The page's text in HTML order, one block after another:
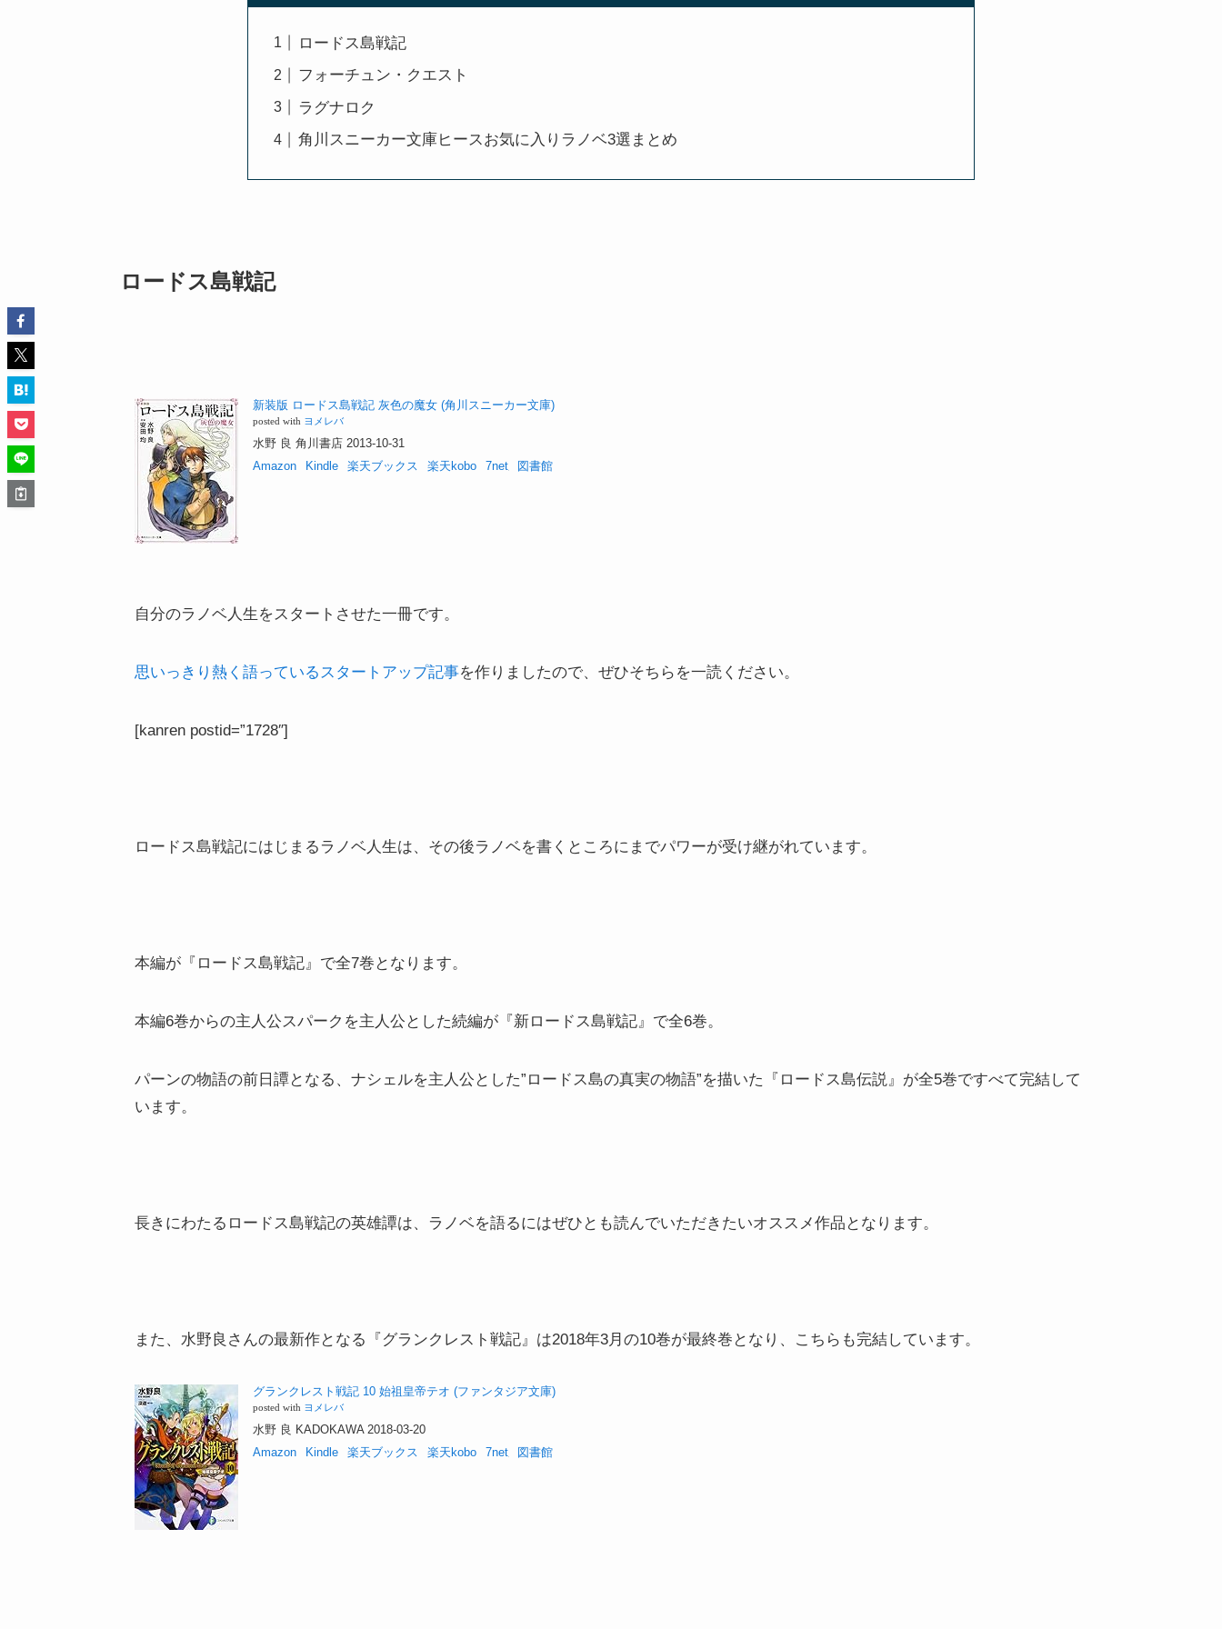
ロードス島戦記
フォーチュン・クエスト
ラグナロク
角川スニーカー文庫ヒースお気に入りラノベ3選まとめ
ロードス島戦記
新装版 ロードス島戦記 灰色の魔女 (角川スニーカー文庫)
posted with ヨメレバ
水野 良 角川書店 2013-10-31
Amazon
Kindle 楽天ブックス 楽天kobo 7net 図書館
自分のラノベ人生をスタートさせた一冊です。
思いっきり熱く語っているスタートアップ記事を作りましたので、ぜひそちらを一読ください。
[kanren postid=”1728″]
ロードス島戦記にはじまるラノベ人生は、その後ラノベを書くところにまでパワーが受け継がれています。
本編が『ロードス島戦記』で全7巻となります。
本編6巻からの主人公スパークを主人公とした続編が『新ロードス島戦記』で全6巻。
パーンの物語の前日譚となる、ナシェルを主人公とした”ロードス島の真実の物語”を描いた『ロードス島伝説』が全5巻ですべて完結して
います。
長きにわたるロードス島戦記の英雄譚は、ラノベを語るにはぜひとも読んでいただきたいオススメ作品となります。
また、水野良さんの最新作となる『グランクレスト戦記』は2018年3月の10巻が最終巻となり、こちらも完結しています。
グランクレスト戦記 10 始祖皇帝テオ (ファンタジア文庫)
posted with ヨメレバ
水野 良 KADOKAWA 2018-03-20
Amazon
Kindle 楽天ブックス 楽天kobo 7net 図書館